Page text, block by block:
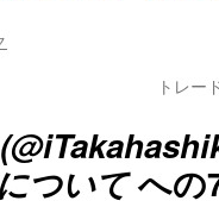
トレー
ついてへの